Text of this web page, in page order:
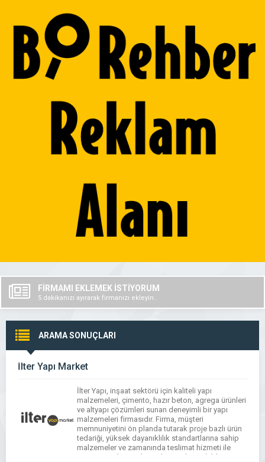
FİRMAMI EKLEMEK İSTİYORUM
5 dakikanızı ayırarak firmanızı ekleyin..
ARAMA SONUÇLARI
İlter Yapı Market
İlter Yapı, inşaat sektörü için kaliteli yapı
malzemeleri, çimento, hazır beton, agrega ürünleri
ve altyapı çözümleri sunan deneyimli bir yapı
malzemeleri firmasıdır. Firma, müşteri
memnuniyetini ön planda tutarak proje bazlı ürün
tedariği, yüksek dayanıklılık standartlarına sahip
malzemeler ve zamanında teslimat hizmeti ile
inşaat projelerinin ihtiyaçlarını etkin şekilde